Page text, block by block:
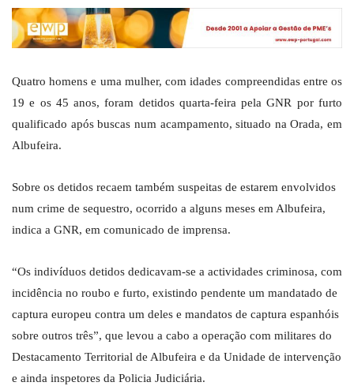
Quatro homens e uma mulher, com idades compreendidas entre os
19 e os 45 anos, foram detidos quarta-feira pela GNR por furto
qualificado após buscas num acampamento, situado na Orada, em
Albufeira.
Sobre os detidos recaem também suspeitas de estarem envolvidos
num crime de sequestro, ocorrido a alguns meses em Albufeira,
indica a GNR, em comunicado de imprensa.
“Os indivíduos detidos dedicavam-se a actividades criminosa, com
incidência no roubo e furto, existindo pendente um mandatado de
captura europeu contra um deles e mandatos de captura espanhóis
sobre outros três”, que levou a cabo a operação com militares do
Destacamento Territorial de Albufeira e da Unidade de intervenção
e ainda inspetores da Policia Judiciária.